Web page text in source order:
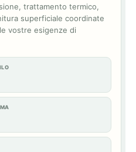
trattamento termico,
superficiale coordinate
vostre esigenze di